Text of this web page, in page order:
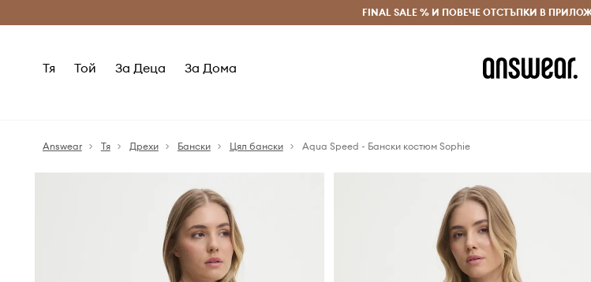
Безплатни доставка и връщане за поръчки над 70 EUR
FINAL SALE % И ПОВЕЧЕ ОТСТЪПКИ В
Тя Той За Деца За Дома
Answear Тя Дрехи Бански Цял бански Aqua Speed - Бански костюм Sophie